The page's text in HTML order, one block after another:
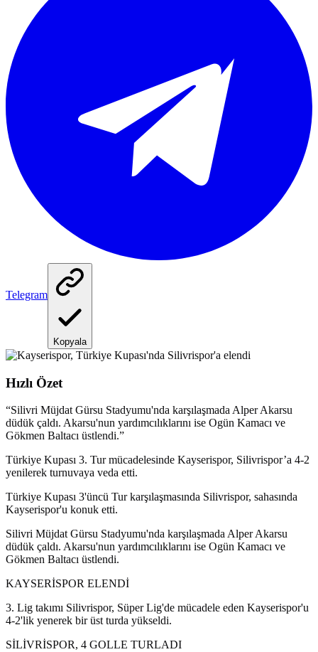
Telegram
Kopyala
Hızlı Özet
“Silivri Müjdat Gürsu Stadyumu'nda karşılaşmada Alper Akarsu
düdük çaldı. Akarsu'nun yardımcılıklarını ise Ogün Kamacı ve
Gökmen Baltacı üstlendi.”
Türkiye Kupası 3. Tur mücadelesinde Kayserispor, Silivrispor’a 4-2
yenilerek turnuvaya veda etti.
Türkiye Kupası 3'üncü Tur karşılaşmasında Silivrispor, sahasında
Kayserispor'u konuk etti.
Silivri Müjdat Gürsu Stadyumu'nda karşılaşmada Alper Akarsu
düdük çaldı. Akarsu'nun yardımcılıklarını ise Ogün Kamacı ve
Gökmen Baltacı üstlendi.
KAYSERİSPOR ELENDİ
3. Lig takımı Silivrispor, Süper Lig'de mücadele eden Kayserispor'u
4-2'lik yenerek bir üst turda yükseldi.
SİLİVRİSPOR, 4 GOLLE TURLADI